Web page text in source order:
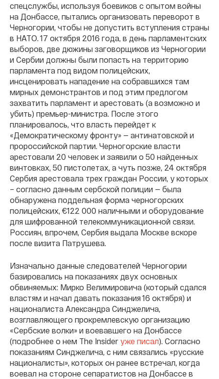
спецслужбы, используя боевиков с опытом войны
на Донбассе, пытались организовать переворот в
Черногории, чтобы не допустить вступления страны
в НАТО. 17 октября 2016 года, в день парламентских
выборов, две дюжины заговорщиков из Черногории
и Сербии должны были попасть на территорию
парламента под видом полицейских,
инсценировать нападение на собравшихся там
мирных демонстрантов и под этим предлогом
захватить парламент и арестовать (а возможно и
убить) премьер-министра. После этого
планировалось, что власть перейдет к
«Демократическому фронту» — антинатовской и
пророссийской партии. Черногорские власти
арестовали 20 человек и заявили о 50 найденных
винтовках, 50 пистолетах, а чуть позже, 24 октября
Сербия арестовала трех граждан России, у которых
– согласно данным сербской полиции — была
обнаружена поддельная форма черногорских
полицейских, €122 000 наличными и оборудование
для шифрованной телекоммуникационной связи.
Россиян, впрочем, Сербия выдала Москве вскоре
после визита Патрушева.
Изначально данные следователей Черногории
базировались на показаниях двух основных
обвиняемых: Мирко Велимировича (который сдался
властям и начал давать показания 16 октября) и
националиста Александра Синджелича,
возглавляющего прокремлевскую организацию
«Сербские волки» и воевавшего на Донбассе
(подробнее о нем The Insider уже писал). Согласно
показаниям Синджелича, с ним связались «русские
националисты», которых он ранее встречал, когда
воевал на стороне сепаратистов на Донбассе в